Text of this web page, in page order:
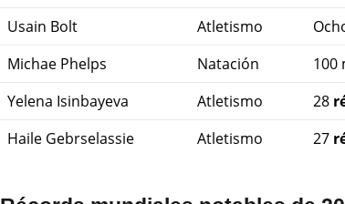
Usain Bolt
Atletismo
Michae Phelps
Natación
100
Yelena Isinbayeva
Atletismo 28
Haile Gebrselassie
Atletismo 27